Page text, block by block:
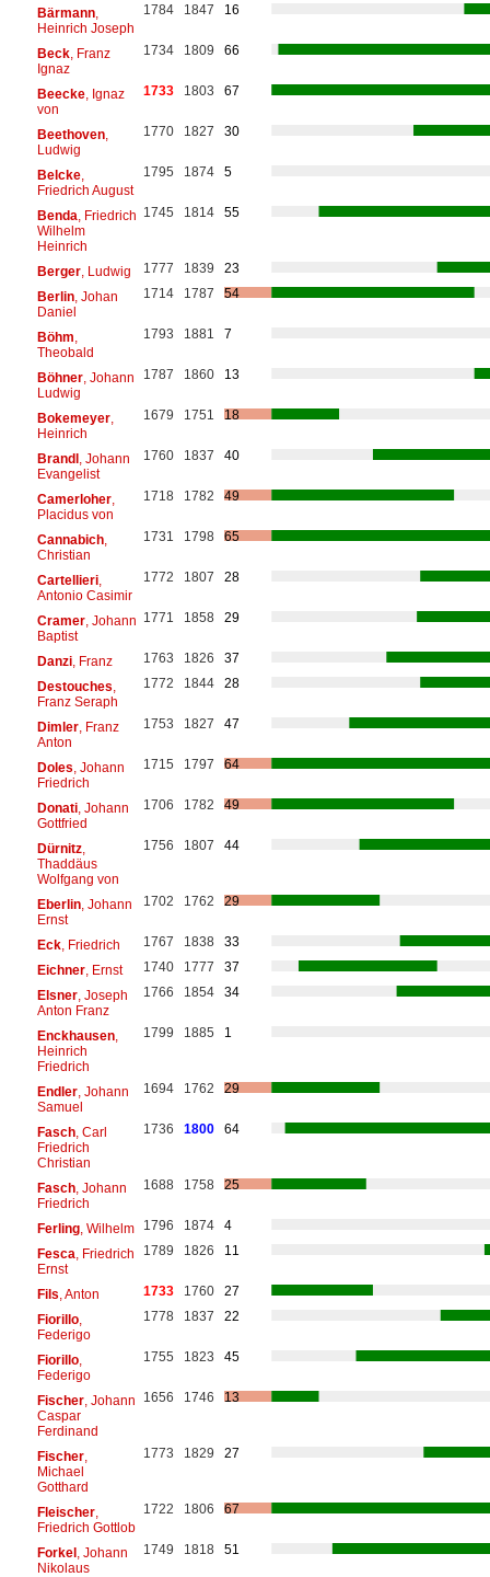
Bärmann,
Heinrich Joseph
1784 1847 16
Beck, Franz
Ignaz
1734 1809 66
Beecke, Ignaz
von
1733 1803 67
Beethoven,
Ludwig
1770 1827 30
Belcke,
Friedrich August
1795 1874 5
Benda , Friedrich
Wilhelm
Heinrich
1745 1814 55
Berger, Ludwig 1777 1839
23
Berlin, Johan
Daniel
1714 1787 54
Böhm
Theobald
1793 1881 7
Böhner, Johann
Ludwig
1787 1860 13
Bokemeyer,
Heinrich
1679 1751 18
Brandl, Johann
Evangelist
1760 1837 40
Camerloher,
Placidus von
1718 1782 49
Cannabich,
Christian
1731 1798 65
Cartellieri,
Antonio Casimir
1772 1807 28
Cramer, Johann
Baptist
1771 1858 29
Danzi, Franz 1763 1826
37
Destouches
Franz Seraph
1772 1844 28
Dimler, Franz
Anton
1753 1827 47
Doles , Johann
Friedrich
1715 1797 64
Donati, Johann
Gottfried
1706 1782 49
Dürnitz,
Thaddäus
Wolfgang von
1756 1807 44
Eberlin, Johann
Ernst
1702 1762 29
Eck, Friedrich 1767 1838
33
Eichner, Ernst 1740 1777
37
Elsner, Joseph
Anton Franz
1766 1854 34
Enckhausen,
Heinrich
Friedrich
1799 1885 1
Endler, Johann
Samuel
1694 1762 29
Fasch, Carl
Friedrich
Christian
1736 1800 64
Fasch, Johann
Friedrich
1688 1758 25
Ferling, Wilhelm 1796 1874
4
Fesca , Friedrich
Ernst
1789 1826 11
Fils , Anton 1733 1760
27
Fiorillo,
Federigo
1778 1837 22
Fiorillo,
Federigo
1755 1823 45
Fischer, Johann
Caspar
Ferdinand
1656 1746 13
Fischer,
Michael
Gotthard
1773 1829 27
Fleischer,
Friedrich Gottlob
1722 1806 67
Forkel, Johann
Nikolaus
1749 1818 51